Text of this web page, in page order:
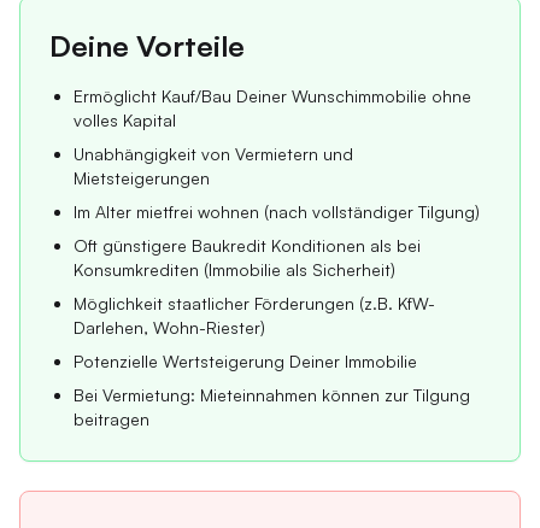
Deine Vorteile
Ermöglicht Kauf/Bau Deiner Wunschimmobilie ohne
volles Kapital
Unabhängigkeit von Vermietern und
Mietsteigerungen
Im Alter mietfrei wohnen (nach vollständiger Tilgung)
Oft günstigere Baukredit Konditionen als bei
Konsumkrediten (Immobilie als Sicherheit)
Möglichkeit staatlicher Förderungen (z.B. KfW-
Darlehen, Wohn-Riester)
Potenzielle Wertsteigerung Deiner Immobilie
Bei Vermietung: Mieteinnahmen können zur Tilgung
beitragen